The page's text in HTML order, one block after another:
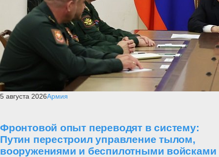
5 августа 2026Армия
Фронтовой опыт переводят в систему:
Путин перестроил управление тылом,
вооружениями и беспилотными войсками